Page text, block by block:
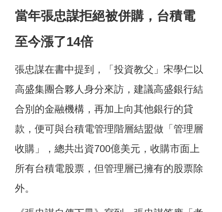
當年張忠謀拒絕被併購，台積電
至今漲了14倍
張忠謀在書中提到，「投資教父」宋學仁以
高盛集團合夥人身分來訪，建議高盛銀行結
合別的金融機構，再加上向其他銀行的貸
款，便可與台積電管理階層結盟做「管理層
收購」，總共出資700億美元，收購市面上
所有台積電股票，但管理層已擁有的股票除
外。